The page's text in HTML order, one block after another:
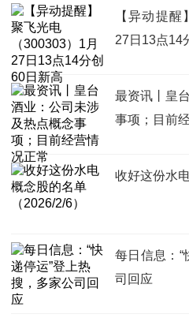
【异动提
27日13点14
最资讯丨皇
事项；目前
收好这份水
每日信息：“
司回应